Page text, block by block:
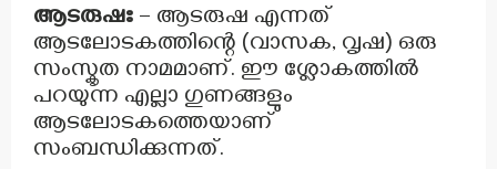
ആടരുഷഃ – ആടരുഷ എന്നത്
ആടലോടകത്തിന്റെ (വാസക, വൃഷ) ഒരു
സംസ്കൃത നാമമാണ്. ഈ ശ്ലോകത്തിൽ
പറയുന്ന എല്ലാ ഗുണങ്ങളും
ആടലോടകത്തെയാണ്
സംബന്ധിക്കുന്നത്.